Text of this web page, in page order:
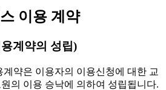
이용 계약
계약의 성립)
약은 이용자의 이용신청에 대한 교
의 이용 승낙에 의하여 성립됩니다.